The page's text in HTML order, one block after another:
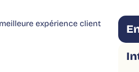
expérience client